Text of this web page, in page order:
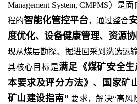
Management System, CMPMS）是
程的智能化管控平台，通过整合
度优化、设备健康管理、资源
现从煤层勘探、掘进回采到洗选运
其核心目标是满足《煤矿安全
本要求及评分方法》、国家矿
矿山建设指南” 要求，解决“高风